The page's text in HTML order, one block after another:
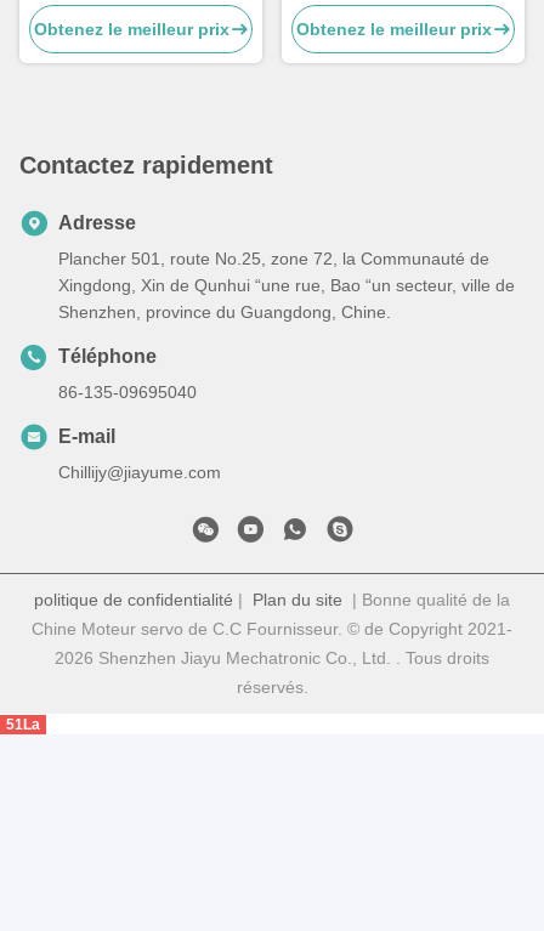
l'équipement.
Obtenez le meilleur prix
de communication RS485 et
CAN, servodrive DC 400W.
Obtenez le meilleur prix
Contactez rapidement
Adresse
Plancher 501, route No.25, zone 72, la Communauté de
Xingdong, Xin de Qunhui “une rue, Bao “un secteur, ville de
Shenzhen, province du Guangdong, Chine.
Téléphone
86-135-09695040
E-mail
Chillijy@jiayume.com
politique de confidentialité | Plan du site | Bonne qualité de la
Chine Moteur servo de C.C Fournisseur. © de Copyright 2021-
2026 Shenzhen Jiayu Mechatronic Co., Ltd. . Tous droits
réservés.
51La